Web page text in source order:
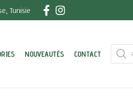
Tunisie
NOUVEAUTÉS CONTACT de
produits